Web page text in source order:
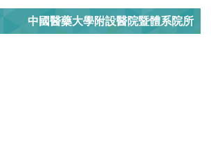
中國醫藥大學附設醫院暨體系院所